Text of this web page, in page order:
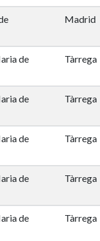
Madrid
de Tàrrega
de Tàrrega
de Tàrrega
de Tàrrega
de Tàrrega